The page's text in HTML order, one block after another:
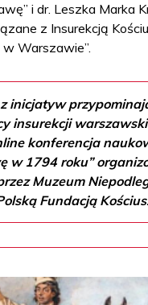
i dr. Leszka Marka
z Insurekcją
Warszawie”.
inicjatyw
insurekcji
konferencja
w 1794 roku”
Muzeum
Fundacją